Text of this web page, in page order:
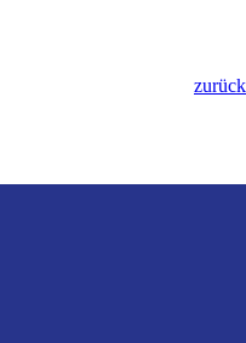
zurück